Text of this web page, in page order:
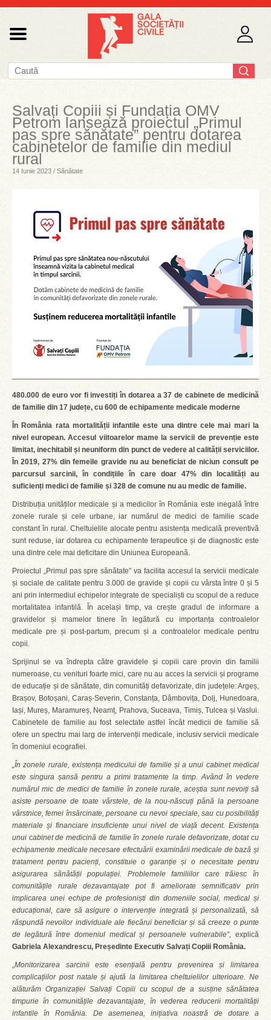
Salvați Copiii și Fundația OMV
Petrom lansează proiectul „Primul
pas spre sănătate” pentru dotarea
cabinetelor de familie din mediul
rural
14 Iunie 2023 / Sănătate
480.000 de euro vor fi investiți în dotarea a 37 de cabinete de medicină
de familie din 17 județe, cu 600 de echipamente medicale moderne
În România rata mortalității infantile este una dintre cele mai mari la
nivel european. Accesul viitoarelor mame la servicii de prevenție este
limitat, inechitabil și neuniform din punct de vedere al calității serviciilor.
În 2019, 27% din femeile gravide nu au beneficiat de niciun consult pe
parcursul sarcinii, în condițiile în care doar 47% din localități au
suficienți medici de familie și 328 de comune nu au medic de familie.
Distribuția unităților medicale și a medicilor în România este inegală între
zonele rurale și cele urbane, iar numărul de medici de familie scade
constant în rural. Cheltuielile alocate pentru asistența medicală preventivă
sunt reduse, iar dotarea cu echipamente terapeutice și de diagnostic este
una dintre cele mai deficitare din Uniunea Europeană.
Proiectul „Primul pas spre sănătate” va facilita accesul la servicii medicale
și sociale de calitate pentru 3.000 de gravide și copii cu vârsta între 0 și 5
ani prin intermediul echipelor integrate de specialiști cu scopul de a reduce
mortalitatea infantilă. În același timp, va crește gradul de informare a
gravidelor și mamelor tinere în legătură cu importanța controalelor
medicale pre și post-partum, precum și a controalelor medicale pentru
copii.
Sprijinul se va îndrepta către gravidele și copiii care provin din familii
numeroase, cu venituri foarte mici, care nu au acces la servicii și programe
de educație și de sănătate, din comunități defavorizate, din județele: Argeș,
Brașov, Botoșani, Caraș-Severin, Constanța, Dâmbovița, Dolj, Hunedoara,
Iași, Mureș, Maramureș, Neamț, Prahova, Suceava, Timiș, Tulcea și Vaslui.
Cabinetele de familie au fost selectate astfel încât medicii de familie să
ofere un spectru mai larg de intervenții medicale, inclusiv servicii medicale
în domeniul ecografiei.
„În zonele rurale, existența medicului de familie și a unui cabinet medical
este singura șansă pentru a primi tratamente la timp. Având în vedere
numărul mic de medici de familie în zonele rurale, aceștia sunt nevoiți să
asiste persoane de toate vârstele, de la nou-născuți până la persoane
vârstnice, femei însărcinate, persoane cu nevoi speciale, sau cu posibilități
materiale și financiare insuficiente unui nivel de viață decent. Existența
unui cabinet de medicină de familie în zonele rurale defavorizate, dotat cu
echipamente medicale necesare efectuării examinării medicale de bază și
tratament pentru pacienți, constituie o garanție și o necesitate pentru
asigurarea sănătății populației. Problemele familiilor care trăiesc în
comunitățile rurale dezavantajate pot fi ameliorate semnificativ prin
implicarea unei echipe de profesioniști din domeniile social, medical și
educațional, care să asigure o intervenție integrată și personalizată, să
răspundă nevoilor individuale ale fiecărui beneficiar și să creeze o punte
de legătură între domeniul medical și persoanele vulnerabile”, explică
Gabriela Alexandrescu, Președinte Executiv Salvați Copiii România.
„Monitorizarea sarcinii este esențială pentru prevenirea și limitarea
complicațiilor post natale și ajută la limitarea cheltuielilor ulterioare. Ne
alăturăm Organizației Salvați Copiii cu scopul de a susține sănătatea
timpurie în comunitățile dezavantajate, în vederea reducerii mortalității
infantile în România. De asemenea, inițiativa noastră de dotare a